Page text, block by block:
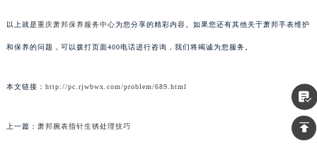
以上就是重庆萧邦保养服务中心为您分享的精彩内容。如果您还有其他关于萧邦手表维护
和保养的问题，可以拨打页面400电话进行咨询，我们将竭诚为您服务。
本文链接： http://pc.rjwbwx.com/problem/689.html
上一篇： 萧邦腕表指针生锈处理技巧